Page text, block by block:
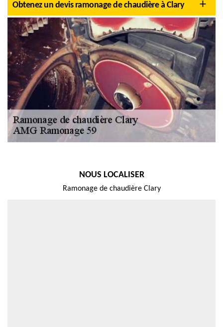
Obtenez un devis ramonage de chaudière à Clary
NOUS LOCALISER
Ramonage de chaudière Clary